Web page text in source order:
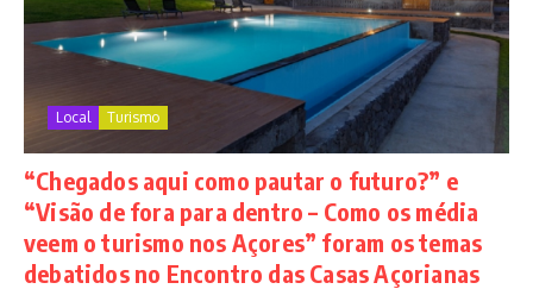
Local Turismo
“Chegados aqui como pautar o futuro?” e
“Visão de fora para dentro – Como os média
veem o turismo nos Açores” foram os temas
debatidos no Encontro das Casas Açorianas